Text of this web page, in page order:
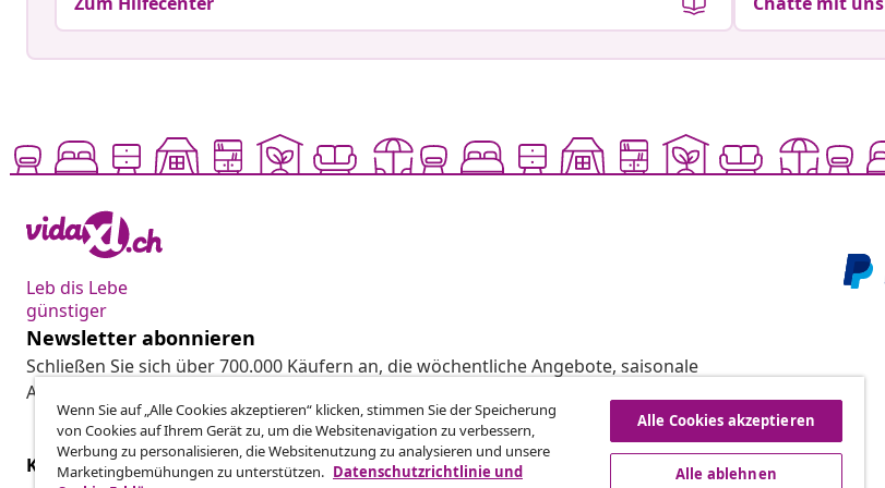
Leb dis Lebe
günstiger
Newsletter abonnieren
Schließen Sie sich über 700.000 Käufern an, die wöchentliche Angebote, saisonale
Aktionen und Neuheiten von vidaXL erhalten.
Kundenservice
Business
vidaXL
Wenn Sie auf „Alle Cookies akzeptieren“ klicken, stimmen Sie der Speicherung
von Cookies auf Ihrem Gerät zu, um die Websitenavigation zu verbessern,
Werbung zu personalisieren, die Websitenutzung zu analysieren und unsere
Marketingbemühungen zu unterstützen. Datenschutzrichtlinie und
Alle Cookies akzeptieren
Alle ablehnen